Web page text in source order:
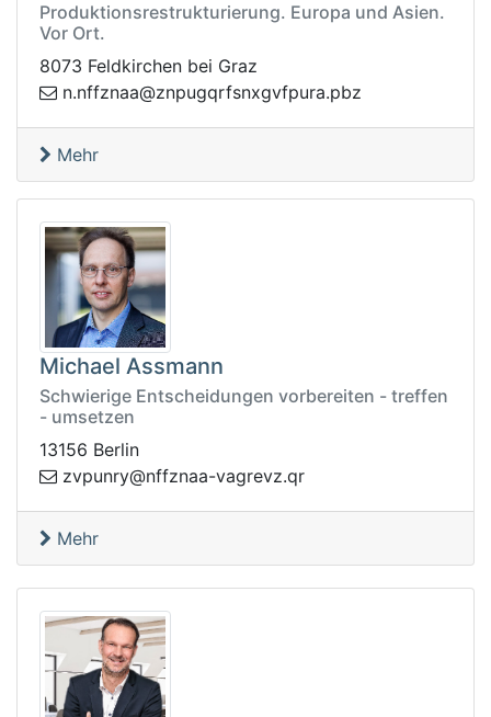
Produktionsrestrukturierung. Europa und Asien.
Vor Ort.
8073 Feldkirchen bei Graz
zb
p.arupfvgxnsfrqgupnz@aanzffn.n
Mehr
Michael Assmann
Schwierige Entscheidungen vorbereiten - treffen
- umsetzen
13156 Berlin
rq.zvergav-aanzffn@
yrnupvz
Mehr